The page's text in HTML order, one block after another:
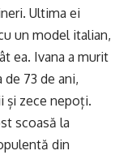
Ultima ei
un model italian,
ea. Ivana a murit
73 de ani,
și zece nepoți.
scoasă la
din